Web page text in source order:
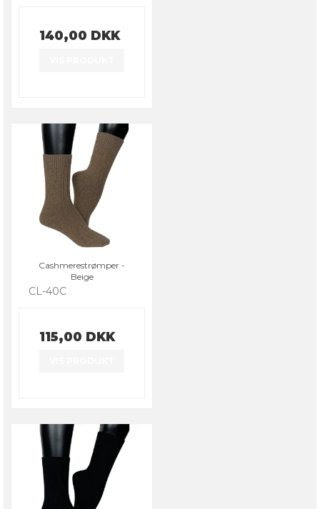
140,00 DKK
Cashmerestrømper -
Beige
CL-40C
115,00 DKK